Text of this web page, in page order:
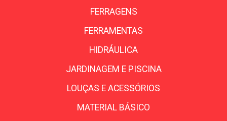
FERRAGENS
FERRAMENTAS
HIDRÁULICA
JARDINAGEM E PISCINA
LOUÇAS E ACESSÓRIOS
MATERIAL BÁSICO